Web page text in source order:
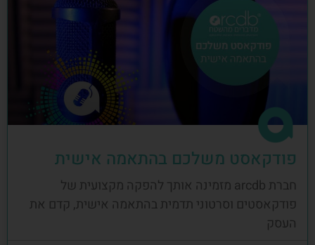
פודקאסט משלכם בהתאמה אישית
חברת arcdb מזמינה אותך להפקה מקצועית של
פודקאסטים וסרטוני תדמית בהתאמה אישית, קדם את
העסק